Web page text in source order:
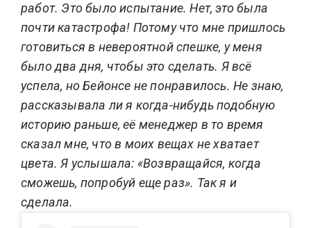
работ. Это было испытание. Нет, это была
почти катастрофа! Потому что мне пришлось
готовиться в невероятной спешке, у меня
было два дня, чтобы это сделать. Я всё
успела, но Бейонсе не понравилось. Не знаю,
рассказывала ли я когда-нибудь подобную
историю раньше, её менеджер в то время
сказал мне, что в моих вещах не хватает
цвета. Я услышала: «Возвращайся, когда
сможешь, попробуй еще раз». Так я и
сделала.